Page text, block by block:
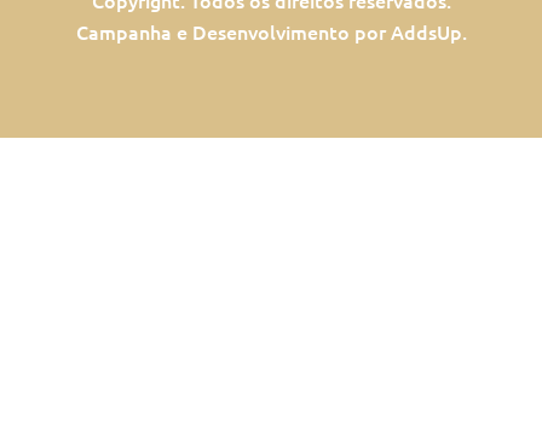
Campanha e Desenvolvimento por AddsUp.